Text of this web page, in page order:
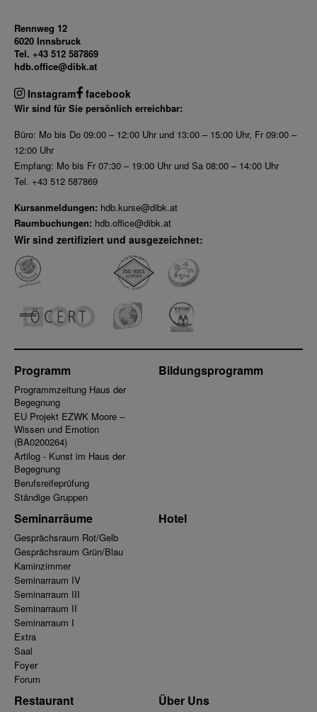
Rennweg 12
6020 Innsbruck
Tel. +43 512 587869
hdb.office@dibk.at
Instagram facebook
Wir sind für Sie persönlich erreichbar:
Büro: Mo bis Do 09:00 – 12:00 Uhr und 13:00 – 15:00 Uhr, Fr 09:00 –
12:00 Uhr
Empfang: Mo bis Fr 07:30 – 19:00 Uhr und Sa 08:00 – 14:00 Uhr
Tel. +43 512 587869
Kursanmeldungen: hdb.kurse@dibk.at
Raumbuchungen: hdb.office@dibk.at
Wir sind zertifiziert und ausgezeichnet:
Programm
Programmzeitung Haus der
Begegnung
EU Projekt EZWK Moore –
Wissen und Emotion
(BA0200264)
Artilog - Kunst im Haus der
Begegnung
Berufsreifeprüfung
Ständige Gruppen
Bildungsprogramm
Seminarräume
Gesprächsraum Rot/Gelb
Gesprächsraum Grün/Blau
Kaminzimmer
Seminarraum IV
Seminarraum III
Seminarraum II
Seminarraum I
Extra
Saal
Foyer
Forum
Hotel
Restaurant Über Uns